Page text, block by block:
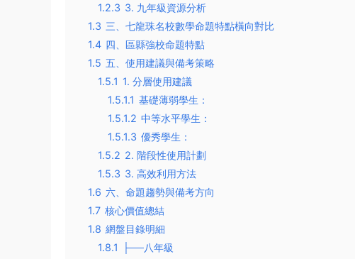
1.2.3 3. 九年級資源分析
1.3 三、七龍珠名校數學命題特點橫向對比
1.4 四、區縣強校命題特點
1.5 五、使用建議與備考策略
1.5.1 1. 分層使用建議
1.5.1.1 基礎薄弱學生：
1.5.1.2 中等水平學生：
1.5.1.3 優秀學生：
1.5.2 2. 階段性使用計劃
1.5.3 3. 高效利用方法
1.6 六、命題趨勢與備考方向
1.7 核心價值總結
1.8 網盤目錄明細
1.8.1
├──八年級